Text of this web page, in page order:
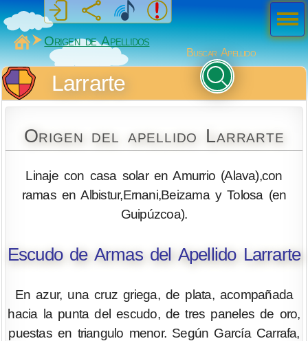
MiSabueso
Origen de Apellidos
Buscar Apellido
Larrarte
Origen del apellido Larrarte
Linaje con casa solar en Amurrio (Alava),con
ramas en Albistur,Ernani,Beizama y Tolosa (en
Guipúzcoa).
Escudo de Armas del Apellido Larrarte
En azur, una cruz griega, de plata, acompañada
hacia la punta del escudo, de tres paneles de oro,
puestas en triangulo menor. Según García Carrafa,
Men
ú